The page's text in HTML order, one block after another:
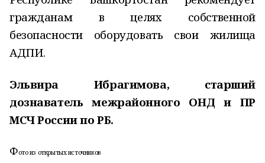
гражданам в целях собственной
безопасности оборудовать свои жилища
АДПИ.
Эльвира Ибрагимова, старший
дознавательмежрайонного ОНД и ПР
МСЧ России по РБ.
Фото из открытых источников